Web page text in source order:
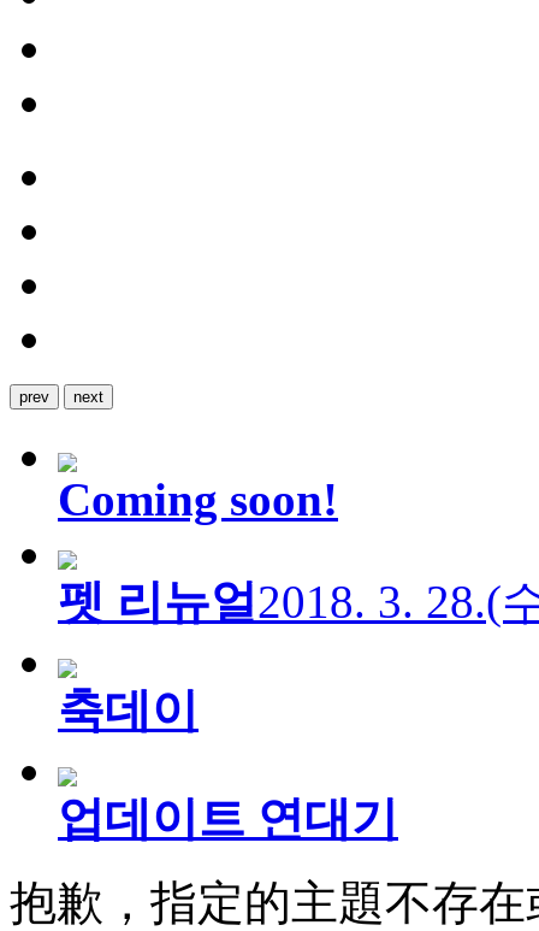
prev next
Coming soon!
펫 리뉴얼2018. 3. 28.(
축데이
업데이트 연대기
抱歉，指定的主題不存